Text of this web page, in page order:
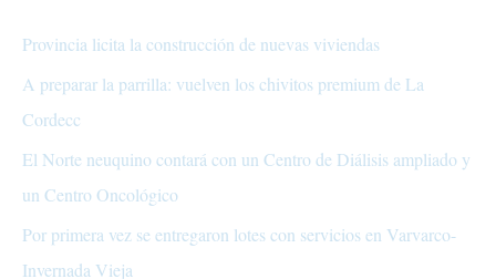
Provincia licita la construcción de nuevas viviendas
A preparar la parrilla: vuelven los chivitos premium de La
Cordecc
El Norte neuquino contará con un Centro de Diálisis ampliado y
un Centro Oncológico
Por primera vez se entregaron lotes con servicios en Varvarco-
Invernada Vieja